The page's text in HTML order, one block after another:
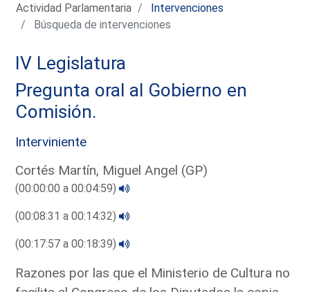
Actividad Parlamentaria
Intervenciones
Búsqueda de intervenciones
IV Legislatura
Pregunta oral al Gobierno en
Comisión.
Interviniente
Cortés Martín, Miguel Angel (GP)
(00:00:00 a 00:04:59)
(00:08:31 a 00:14:32)
(00:17:57 a 00:18:39)
Razones por las que el Ministerio de Cultura no